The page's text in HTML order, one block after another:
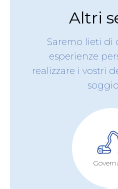
Altri
Saremo lieti di
esperienze
realizzare i vostri